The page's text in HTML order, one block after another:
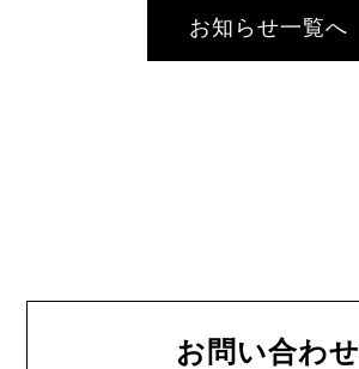
お知らせ一覧へ
お問い合わせ